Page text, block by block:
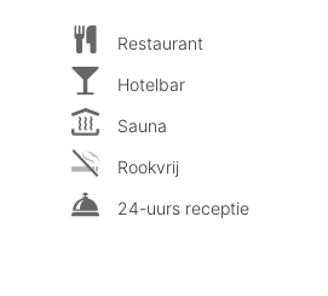
Restaurant
Hotelbar
Sauna
Rookvrij
24-uurs receptie